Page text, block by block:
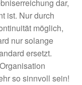
dar,
ist. Nur durch
möglich,
nur solange
ersetzt.
so sinnvoll sein!